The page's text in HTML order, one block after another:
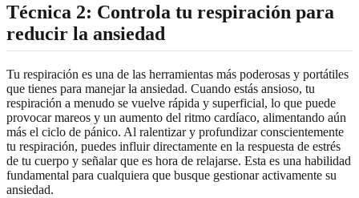
Técnica 2: Controla tu respiración para
reducir la ansiedad
Tu respiración es una de las herramientas más poderosas y portátiles
que tienes para manejar la ansiedad. Cuando estás ansioso, tu
respiración a menudo se vuelve rápida y superficial, lo que puede
provocar mareos y un aumento del ritmo cardíaco, alimentando aún
más el ciclo de pánico. Al ralentizar y profundizar conscientemente
tu respiración, puedes influir directamente en la respuesta de estrés
de tu cuerpo y señalar que es hora de relajarse. Esta es una habilidad
fundamental para cualquiera que busque gestionar activamente su
ansiedad.